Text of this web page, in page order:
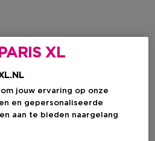
XL
jouw ervaring op onze
en gepersonaliseerde
aan te bieden naargelang